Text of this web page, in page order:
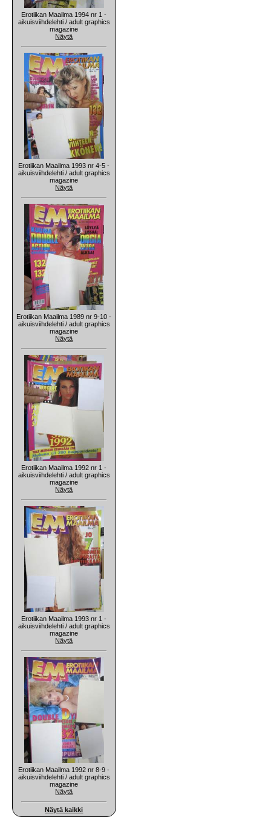
Erotiikan Maailma 1994 nr 1 -
aikuisviihdelehti / adult graphics
magazine
Näytä
Erotiikan Maailma 1993 nr 4-5 -
aikuisviihdelehti / adult graphics
magazine
Näytä
Erotiikan Maailma 1989 nr 9-10 -
aikuisviihdelehti / adult graphics
magazine
Näytä
Erotiikan Maailma 1992 nr 1 -
aikuisviihdelehti / adult graphics
magazine
Näytä
Erotiikan Maailma 1993 nr 1 -
aikuisviihdelehti / adult graphics
magazine
Näytä
Erotiikan Maailma 1992 nr 8-9 -
aikuisviihdelehti / adult graphics
magazine
Näytä
Näytä kaikki